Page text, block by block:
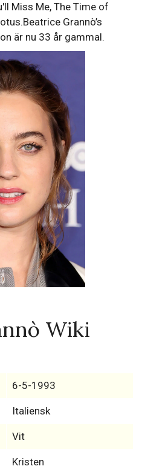
Miss Me, The Time of
Grannò’s
är nu 33 år gammal.
Wiki
6-5-1993
Italiensk
Vit
Kristen